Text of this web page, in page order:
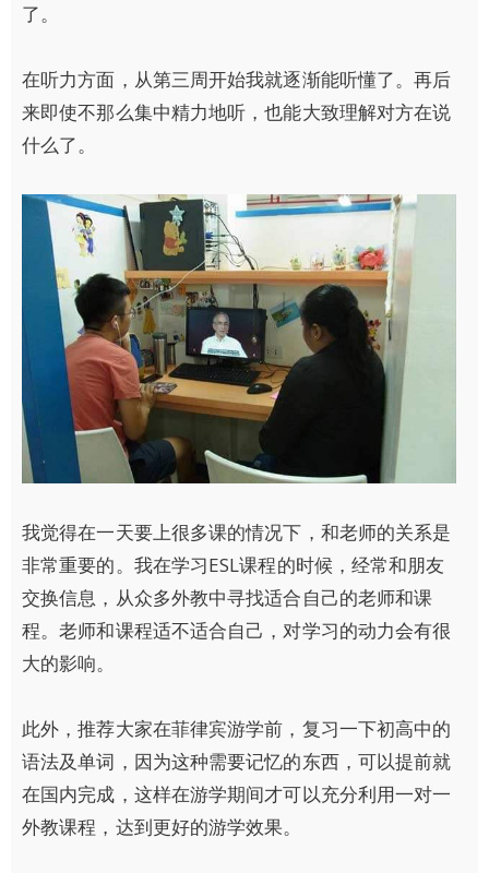
了。
在听力方面，从第三周开始我就逐渐能听懂了。再后
来即使不那么集中精力地听，也能大致理解对方在说
什么了。
我觉得在一天要上很多课的情况下，和老师的关系是
非常重要的。我在学习ESL课程的时候，经常和朋友
交换信息，从众多外教中寻找适合自己的老师和课
程。老师和课程适不适合自己，对学习的动力会有很
大的影响。
此外，推荐大家在菲律宾游学前，复习一下初高中的
语法及单词，因为这种需要记忆的东西，可以提前就
在国内完成，这样在游学期间才可以充分利用一对一
外教课程，达到更好的游学效果。